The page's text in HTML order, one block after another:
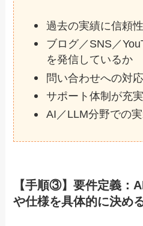
過去の実績に信頼
ブログ／SNS／
を発信しているか
問い合わせへの対
サポート体制が充
AI／LLM分野での
【手順③】要件定義：
や仕様を具体的に決め